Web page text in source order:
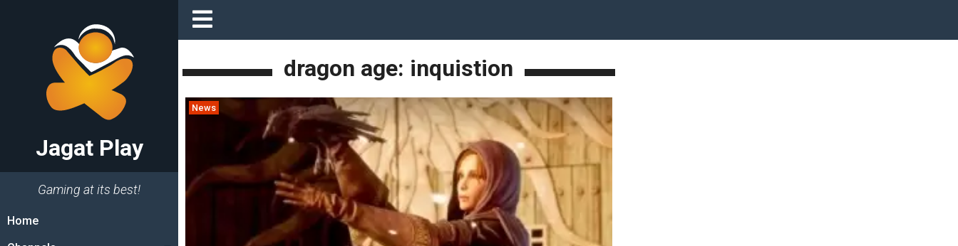
Jagat Play
Gaming at its best!
Home
dragon age: inquistion
News